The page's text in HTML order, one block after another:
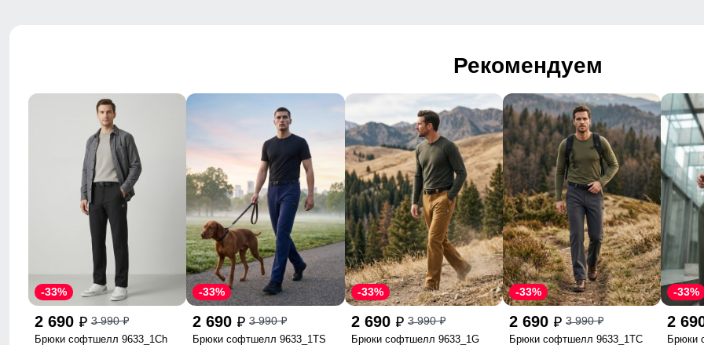
Рекомендуем
2 690 p 3 990p
-33%
Брюки софтшелл 9633_1Ch
2 690 p 3 990p
-33%
Брюки софтшелл 9633_1TS
2 690 p 3 990p
-33%
Брюки софтшелл 9633_1G
2 690 p 3 990p
-33%
Брюки софтшелл 9633_1TC
2
-33%
Брюки